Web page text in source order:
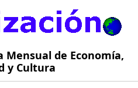
Mensual de Economía,
y Cultura